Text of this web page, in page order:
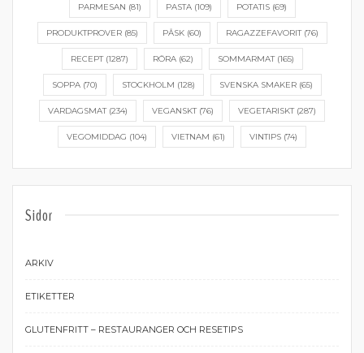
PARMESAN (81) PASTA(109) POTATIS(69)
PRODUKTPROVER(85) PÅSK(60) RAGAZZEFAVORIT(76)
RECEPT(1287) RÖRA(62) SOMMARMAT(165)
SOPPA(70) STOCKHOLM (128) SVENSKA SMAKER(65)
VARDAGSMAT(234) VEGANSKT(76) VEGETARISKT(287)
VEGOMIDDAG (104) VIETNAM (61) VINTIPS (74)
Sidor
ARKIV
ETIKETTER
GLUTENFRITT – RESTAURANGER OCH RESETIPS